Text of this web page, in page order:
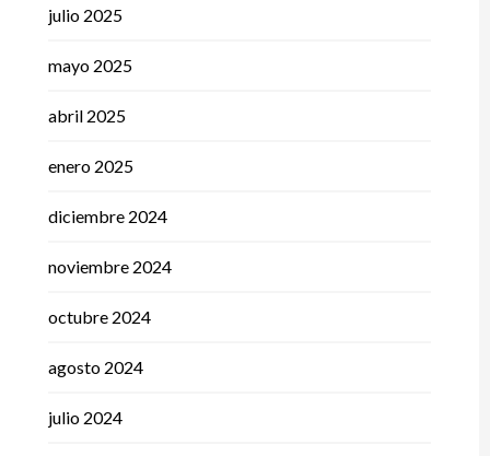
julio 2025
mayo 2025
abril 2025
enero 2025
diciembre 2024
noviembre 2024
octubre 2024
agosto 2024
julio 2024